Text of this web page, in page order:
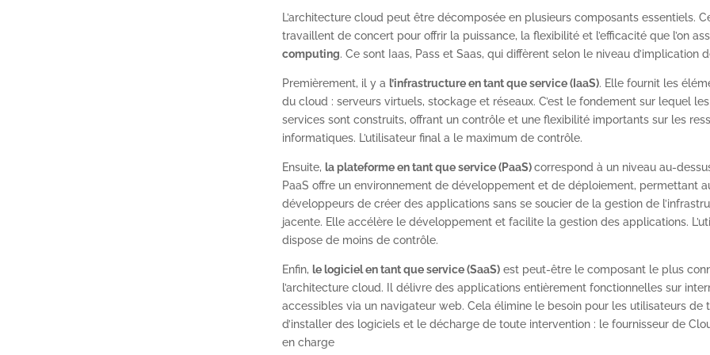
L’architecture cloud peut être décomposée en plusieurs composants essentiels.
travaillent de concert pour offrir la puissance, la flexibilité et l’efficacité que l’on
computing. Ce sont Iaas, Pass et Saas, qui diffèrent selon le niveau d’implication
Premièrement, il y a l’infrastructure en tant que service (IaaS). Elle fournit les
du cloud : serveurs virtuels, stockage et réseaux. C’est le fondement sur lequel
services sont construits, offrant un contrôle et une flexibilité importants sur les
informatiques. L’utilisateur final a le maximum de contrôle.
Ensuite, la plateforme en tant que service (PaaS)correspond à un niveau au-
PaaS offre un environnement de développement et de déploiement, permettant
développeurs de créer des applications sans se soucier de la gestion de
jacente. Elle accélère le développement et facilite la gestion des applications.
dispose de moins de contrôle.
Enfin, le logiciel en tant que service (SaaS)est peut-être le composant le plus
l’architecture cloud. Il délivre des applications entièrement fonctionnelles sur
accessibles via un navigateur web. Cela élimine le besoin pour les utilisateurs de
d’installer des logiciels et le décharge de toute intervention : le fournisseur de
en charge